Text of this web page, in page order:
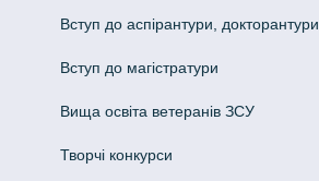
Вступ до аспірантури, докторантури
Вступ до магістратури
Вища освіта ветеранів ЗСУ
Творчі конкурси